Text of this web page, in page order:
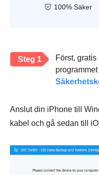
100% Säker
Steg 1
Först,
programmet
Anslut din iPhone till
kabel och gå sedan till